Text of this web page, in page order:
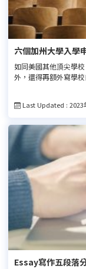
六個加州大學入學
如同美國其他頂尖學
外，還得再額外寫學
Last Updated : 2023
Essay寫作五段落